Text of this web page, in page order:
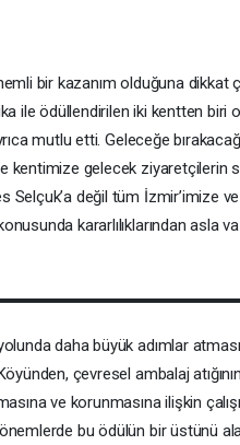
bir kazanım olduğuna dikkat
ile ödüllendirilen iki kentten biri
mutlu etti. Geleceğe
kentimize gelecek ziyaretçilerin
değil tüm İzmir’imize
kararlılıklarından asla
daha büyük adımlar
çevresel ambalaj
ve korunmasına ilişkin
bu ödülün bir üstünü